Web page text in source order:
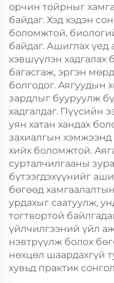
орчин тойрныг
байдаг. Хэд хэдэн
боломжтой,
байдаг. Ашиглах үед
хэвшүүлэн хадгалах
багасгаж, эргэн
болгодог. Аягуудын
зардлыг бууруулж
хадгалдаг. Пүүсийн
уян хатан хандах
захиалгын хэмжээнд
хийх боломжтой.
сурталчилгааны
бүтээгдэхүүнийг
бөгөөд
урдахыг саатуулж,
тогтвортой
үйлчилгээний үйл
нэвтрүүлж болох
нөхцөл шаардахгүй
хувьд практик